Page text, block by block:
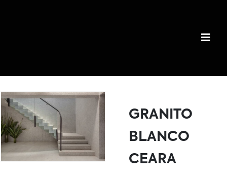
GRANITO
BLANCO
CEARA